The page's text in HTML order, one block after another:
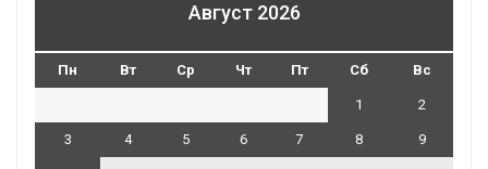
Август 2026
Пн Вт Ср Чт Пт Сб Вс
1 2
3 4 5 6 7 8 9